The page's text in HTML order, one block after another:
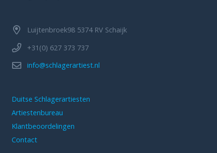
Luijtenbroek98 5374 RV Schaijk
+31(0) 627 373 737
info@schlagerartiest.nl
Duitse Schlagerartiesten
Artiestenbureau
Klantbeoordelingen
Contact